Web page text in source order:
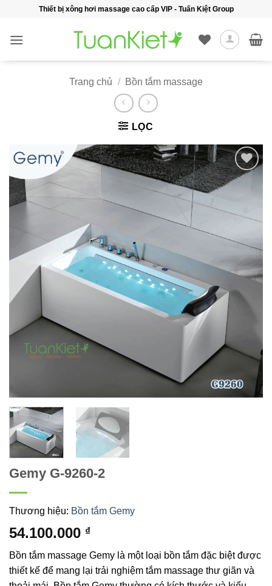
nội
Thiết bị xông hơi massage cao cấp VIP - Tuấn Kiệt Group
Trang chủ / Bồn tắm massage
LỌC
Add to
Gemy G-9260-2
Thương hiệu: Bồn tắm Gemy
54.100.000 ₫
Bồn tắm massage Gemy là một loại bồn tắm đặc biệt được
thiết kế để mang lại trải nghiệm tắm massage thư giãn và